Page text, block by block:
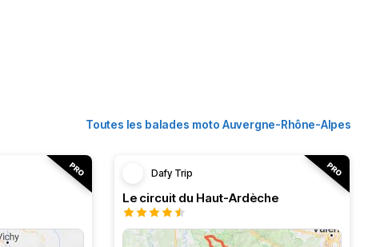
Toutes les balades moto Auvergne-Rhône-Alpes
Dafy Trip
Le circuit du Haut-Ardèche